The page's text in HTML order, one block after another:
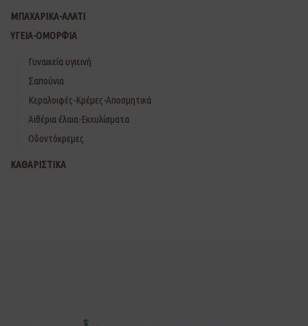
ΜΠΑΧΑΡΙΚΑ-ΑΛΑΤΙ
ΥΓΕΙΑ-ΟΜΟΡΦΙΑ
Γυναικεία υγιεινή
Σαπούνια
Κεραλοιφές-Κρέμες-Αποσμητικά
Αιθέρια έλαια-Εκχυλίσματα
Οδοντόκρεμες
ΚΑΘΑΡΙΣΤΙΚΑ